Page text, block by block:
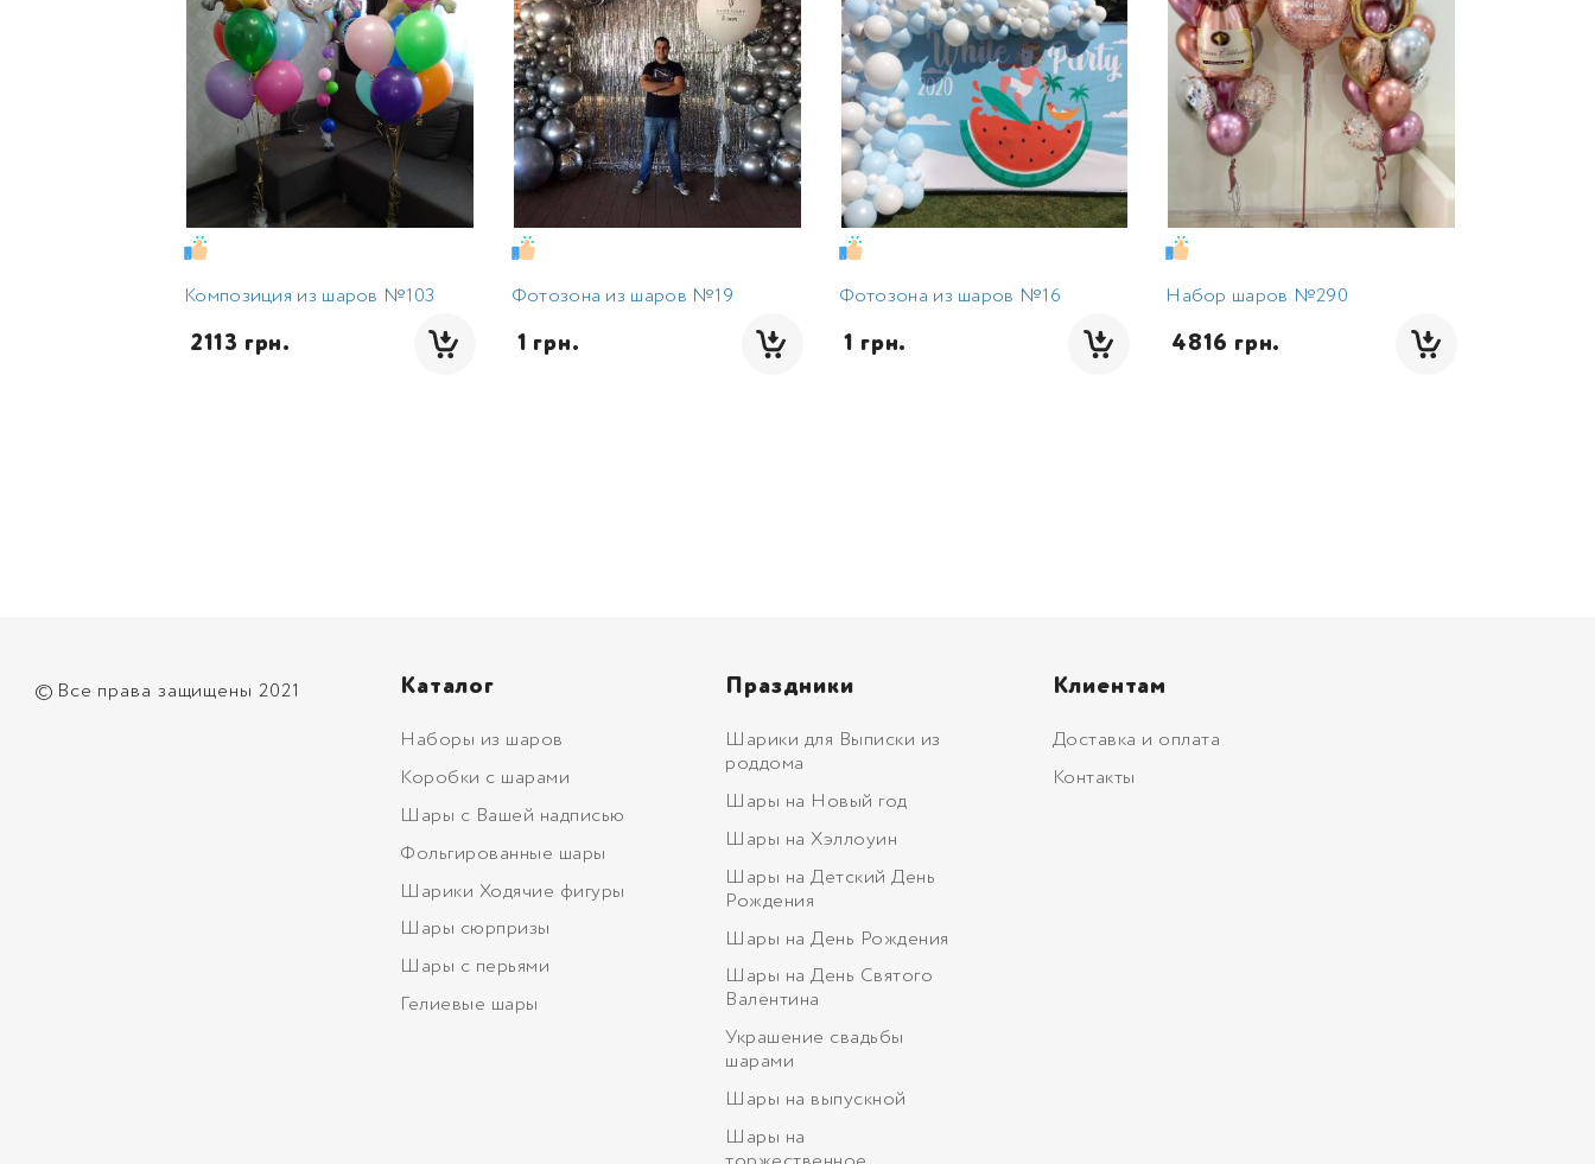
Композиция из шаров №103
2113 грн.
Фотозона из шаров №19
1 грн.
Фотозона из шаров №16
1 грн.
Набор шаров №290
4816 грн.
©Все права защищены 2021 Каталог
Наборы из шаров
Коробки с шарами
Шары с Вашей надписью
Фольгированные шары
Шарики Ходячие фигуры
Шары сюрпризы
Шары с перьями
Гелиевые шары
Праздники
Шарики для Выписки из
роддома
Шары на Новый год
Шары на Хэллоуин
Шары на Детский День
Рождения
Шары на День Рождения
Шары на День Святого
Валентина
Украшение свадьбы
шарами
Шары на выпускной
Шары на
Клиентам
Доставка и оплата
Контакты